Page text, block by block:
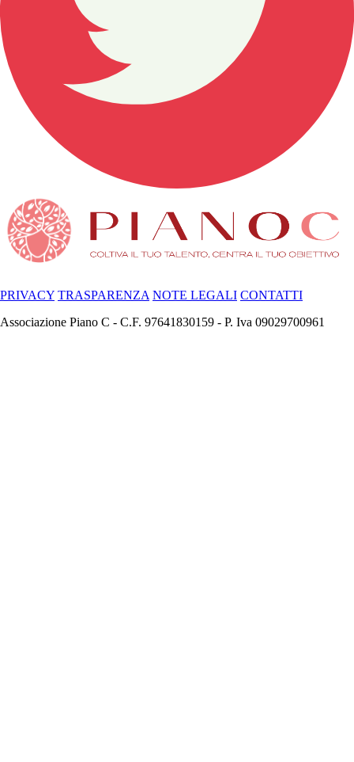
PRIVACY TRASPARENZA NOTE LEGALI CONTATTI
Associazione Piano C - C.F. 97641830159 - P. Iva 09029700961